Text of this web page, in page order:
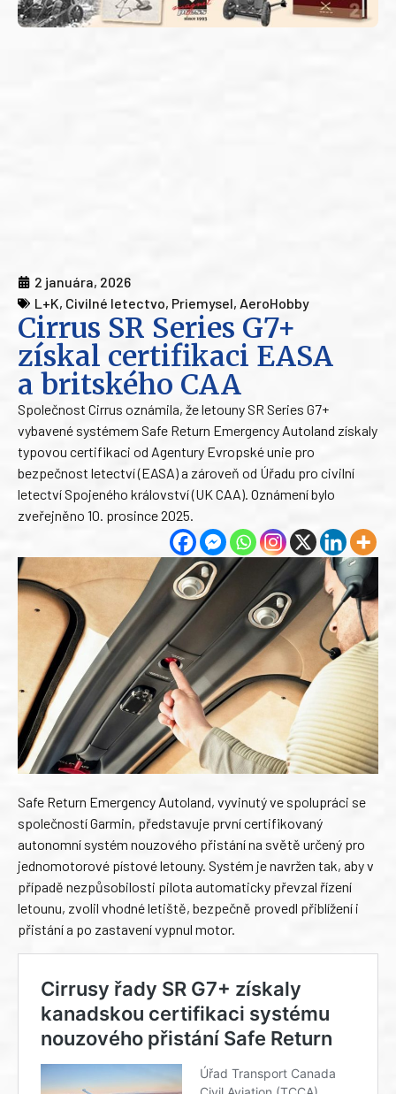
2 januára, 2026
L+K, Civilné letectvo, Priemysel, AeroHobby
Cirrus SR Series G7+
získal certifikaci EASA
a britského CAA
Společnost Cirrus oznámila, že letouny SR Series G7+
vybavené systémem Safe Return Emergency Autoland získaly
typovou certifikaci od Agentury Evropské unie pro
bezpečnost letectví (EASA) a zároveň od Úřadu pro civilní
letectví Spojeného království (UK CAA). Oznámení bylo
zveřejněno 10. prosince 2025.
Safe Return Emergency Autoland, vyvinutý ve spolupráci se
společností Garmin, představuje první certifikovaný
autonomní systém nouzového přistání na světě určený pro
jednomotorové pístové letouny. Systém je navržen tak, aby v
případě nezpůsobilosti pilota automaticky převzal řízení
letounu, zvolil vhodné letiště, bezpečně provedl přiblížení i
přistání a po zastavení vypnul motor.